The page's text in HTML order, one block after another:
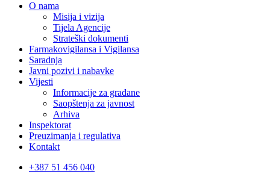
O nama
Misija i vizija
Tijela Agencije
Strateški dokumenti
Farmakovigilansa i Vigilansa
Saradnja
Javni pozivi i nabavke
Vijesti
Informacije za građane
Saopštenja za javnost
Arhiva
Inspektorat
Preuzimanja i regulativa
Kontakt
+387 51 456 040